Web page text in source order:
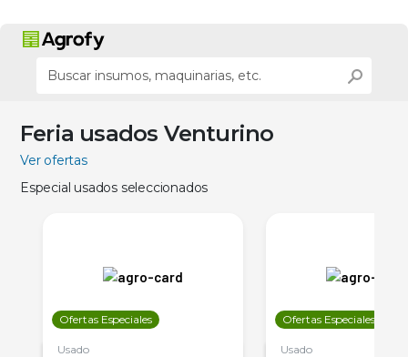
Feria usados Venturino
Ver ofertas
Especial usados seleccionados
Ofertas Especiales
Usado
Ofertas Especiales
Usado